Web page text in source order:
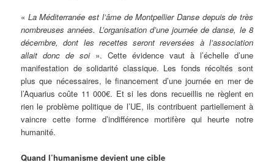
« La Méditerranée est l’âme de Montpellier Danse depuis de très
nombreuses années. L’organisation d’une journée de danse, le 8
décembre, dont les recettes seront reversées à l’association
allait donc de soi». Cette évidence vaut à l’échelle d’une
manifestation de solidarité classique. Les fonds récoltés sont
plus que nécessaires, le financement d’une journée en mer de
l’Aquarius coûte 11 000€. Et si les dons recueillis ne règlent en
rien le problème politique de l’UE, ils contribuent partiellement à
vaincre cette forme d’indifférence mortifère qui heurte notre
humanité.
Quand l’humanisme devient une cible